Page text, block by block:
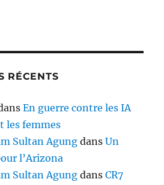
RÉCENTS
En guerre contre les IA
les femmes
Sultan Agung dansUn
l’Arizona
Sultan Agung dansCR7